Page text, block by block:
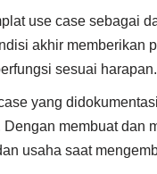
use case sebagai
akhir memberikan
sesuai harapan.
yang
membuat dan
usaha saat